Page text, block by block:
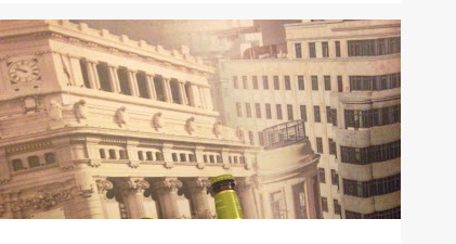
CATA DE CERVEZAS
RESTAURANTES
RESTAURANTES EN MADRID
+
SIN GLUTEN